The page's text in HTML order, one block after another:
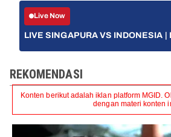
Live Now
LIVE SINGAPURA VS INDONESIA |